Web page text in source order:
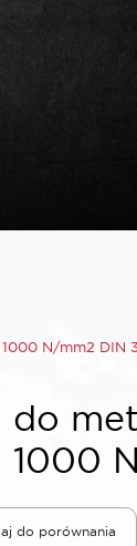
1000 N/mm2 DIN
do
1000
do porównania